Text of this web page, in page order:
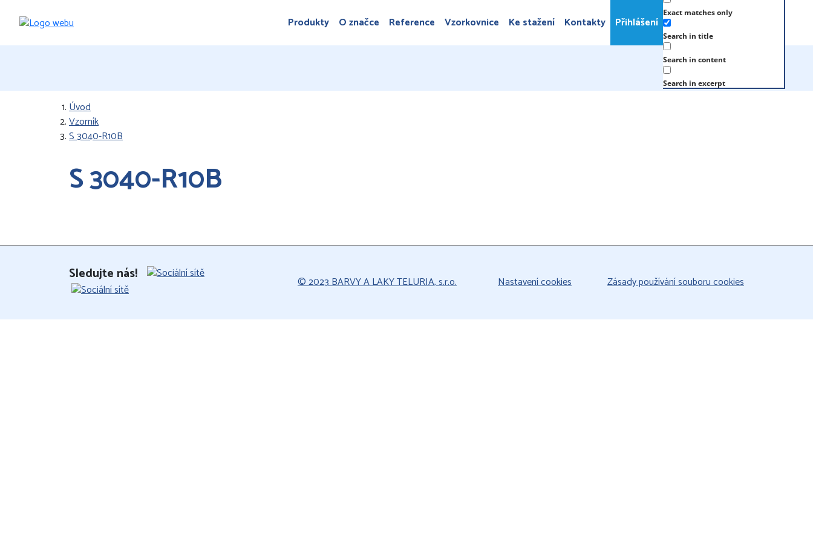
Produkty O značce Reference Vzorkovnice Ke stažení Kontakty Přihlášení
Exact matches only
Search in title
Search in content
Search in excerpt
Úvod
Vzorník
S 3040-R10B
S 3040-R10B
Sledujte nás! © 2023 BARVY A LAKY TELURIA, s.r.o. Nastavení cookies Zásady používání souboru cookies